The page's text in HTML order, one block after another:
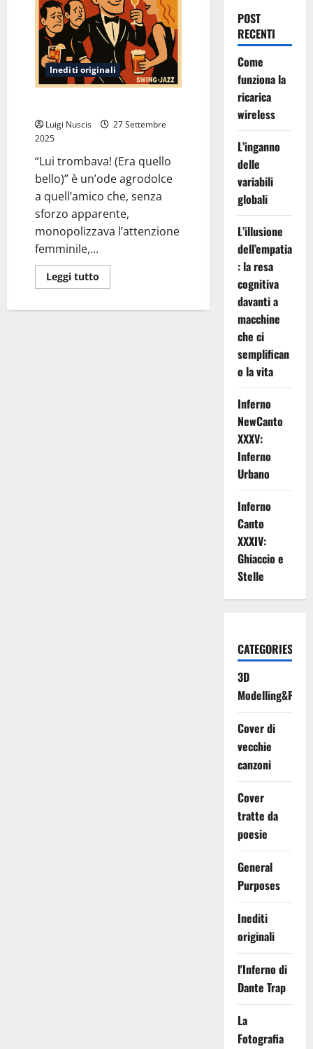
Inediti originali
Luigi Nuscis
27 Settembre
2025
“Lui trombava! (Era quello
bello)” è un’ode agrodolce
a quell’amico che, senza
sforzo apparente,
monopolizzava l’attenzione
femminile,...
Leggi tutto
di
Lui
POST
RECENTI
Come
funziona la
ricarica
wireless
L’inganno
delle
variabili
globali
L’illusione
dell’empatia
: la resa
cognitiva
davanti a
macchine
che ci
semplifican
o la vita
Inferno
NewCanto
XXXV:
Inferno
Urbano
Inferno
Canto
XXXIV:
Ghiaccio e
Stelle
CATEGORIES
3D
Cover di
vecchie
canzoni
Cover
tratte da
poesie
General
Purposes
Inediti
originali
l'Inferno di
Dante Trap
La
Fotografia